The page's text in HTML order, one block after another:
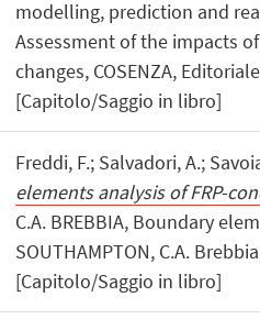
modelling, prediction and
Assessment of the impacts
changes, COSENZA,
[Capitolo/Saggio in libro]
Freddi, F.; Salvadori, A.;
elements analysis of FRP-
C.A. BREBBIA, Boundary
SOUTHAMPTON, C.A.
[Capitolo/Saggio in libro]